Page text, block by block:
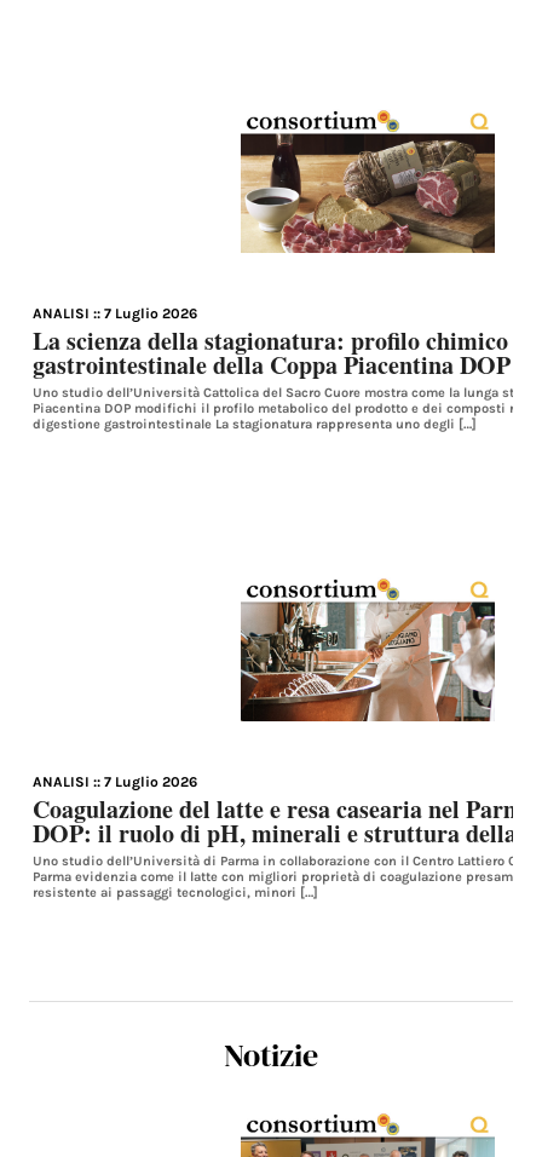
ANALISI :: 7 Luglio 2026
La scienza della stagionatura: profilo chimico e
gastrointestinale della Coppa Piacentina DOP
Uno studio dell’Università Cattolica del Sacro Cuore mostra come la lunga
Piacentina DOP modifichi il profilo metabolico del prodotto e dei composti
digestione gastrointestinale La stagionatura rappresenta uno degli […]
ANALISI :: 7 Luglio 2026
Coagulazione del latte e resa casearia nel
DOP: il ruolo di pH, minerali e struttura della
Uno studio dell’Università di Parma in collaborazione con il Centro Lattiero
Parma evidenzia come il latte con migliori proprietà di coagulazione presamica
resistente ai passaggi tecnologici, minori […]
Notizie